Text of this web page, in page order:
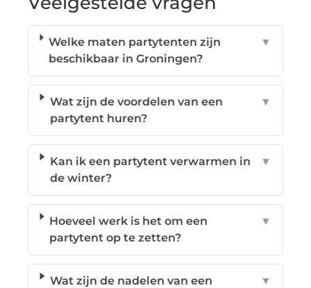
Welke maten partytenten zijn
beschikbaar in Groningen?
▼
Wat zijn de voordelen van een
partytent huren?
▼
Kan ik een partytent verwarmen in
de winter?
▼
Hoeveel werk is het om een
partytent op te zetten?
▼
Wat zijn de nadelen van een
▼